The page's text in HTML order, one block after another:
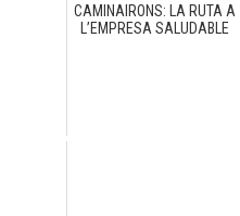
CAMINAIRONS: LA RUTA A
L’EMPRESA SALUDABLE